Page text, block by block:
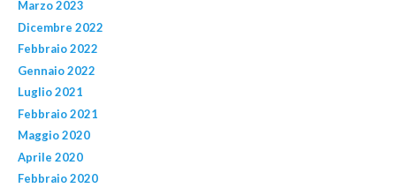
Marzo 2023
Dicembre 2022
Febbraio 2022
Gennaio 2022
Luglio 2021
Febbraio 2021
Maggio 2020
Aprile 2020
Febbraio 2020